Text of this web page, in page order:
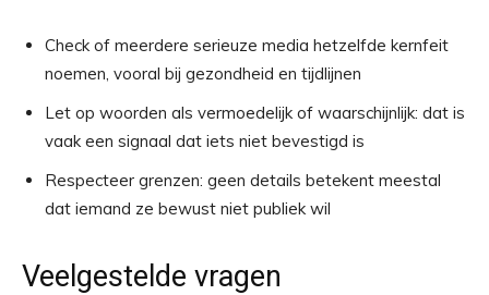
Check of meerdere serieuze media hetzelfde kernfeit
noemen, vooral bij gezondheid en tijdlijnen
Let op woorden als vermoedelijk of waarschijnlijk: dat is
vaak een signaal dat iets niet bevestigd is
Respecteer grenzen: geen details betekent meestal
dat iemand ze bewust niet publiek wil
Veelgestelde vragen